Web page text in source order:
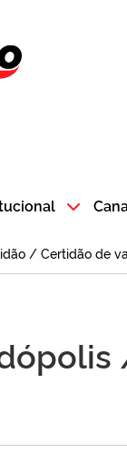
Logo do
/ Certidão de